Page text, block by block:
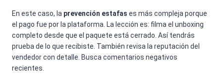
En este caso, la prevención estafas es más compleja porque
el pago fue por la plataforma. La lección es: filma el unboxing
completo desde que el paquete está cerrado. Así tendrás
prueba de lo que recibiste. También revisa la reputación del
vendedor con detalle. Busca comentarios negativos
recientes.